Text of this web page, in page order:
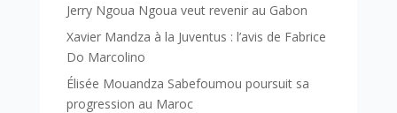
Jerry Ngoua Ngoua veut revenir au Gabon
Xavier Mandza à la Juventus : l’avis de Fabrice
Do Marcolino
Élisée Mouandza Sabefoumou poursuit sa
progression au Maroc